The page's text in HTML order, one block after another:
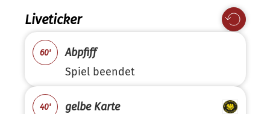
Liveticker
60'
Abpfiff
Spiel beendet
40' gelbe Karte